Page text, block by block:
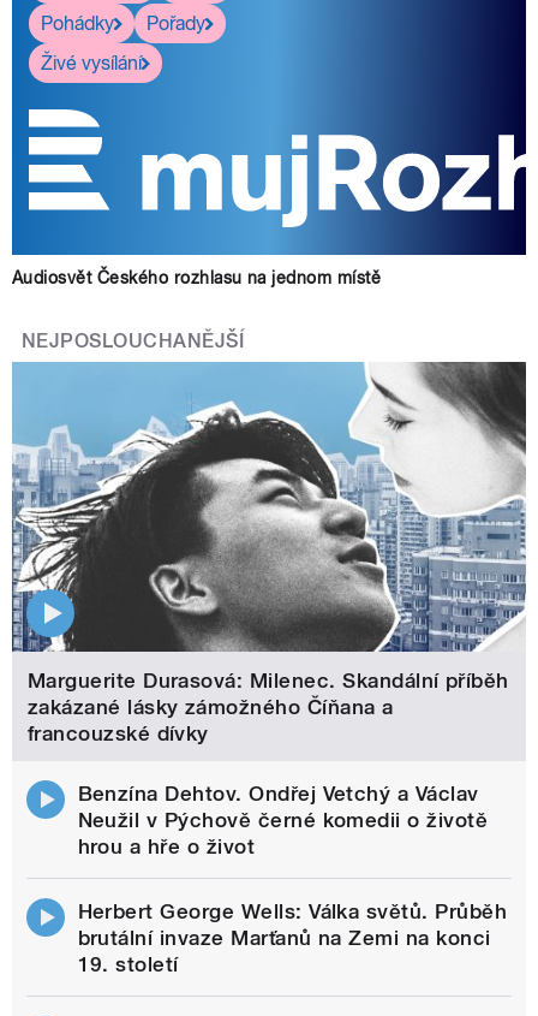
Pohádky
Pořady
Živé vysílání
Audiosvět Českého rozhlasu na jednom místě
NEJPOSLOUCHANĚJŠÍ
Marguerite Durasová: Milenec. Skandální příběh
zakázané lásky zámožného Číňana a
francouzské dívky
Benzína Dehtov. Ondřej Vetchý a Václav
Neužil v Pýchově černé komedii o životě
hrou a hře o život
Herbert George Wells: Válka světů. Průběh
brutální invaze Marťanů na Zemi na konci
19. století